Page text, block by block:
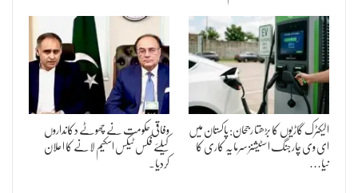
الیکٹرک گاڑیوں کا بڑھتا رجحان: پاکستان میں
ای وی چارجنگ اسٹیشنز سرمایہ کاری کا
نیا…
وفاقی حکومت نے چھوٹے دکانداروں
کیلئے فکس ٹیکس اسکیم لانے کا اعلان
کردیا۔